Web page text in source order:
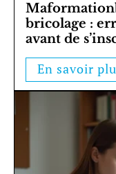
bricolage :
avant de
En savoir